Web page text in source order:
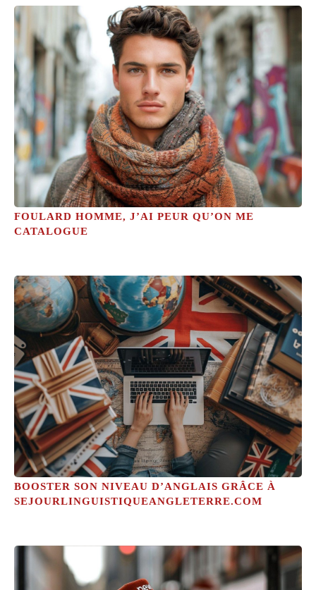
FOULARD HOMME, J’AI PEUR QU’ON ME
CATALOGUE
BOOSTER SON NIVEAU D’ANGLAIS GRÂCE À
SEJOURLINGUISTIQUEANGLETERRE.COM